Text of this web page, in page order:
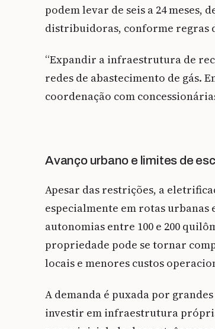
podem levar de seis a 24 meses,
distribuidoras, conforme regras
“Expandir a infraestrutura de
redes de abastecimento de gás.
coordenação com
Avanço urbano e limites de
Apesar das restrições, a
especialmente em rotas urbanas
autonomias entre 100 e 200
propriedade pode se tornar
locais e menores custos
A demanda é puxada por
investir em infraestrutura